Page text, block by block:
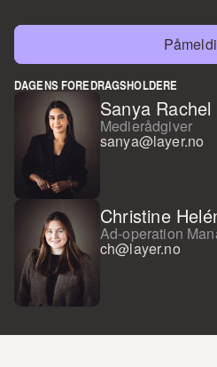
DAGENS FOREDRAGSHOLDERE
Sanya
Medierådgiver
sanya@layer.no
Christine
Ad-operation
ch@layer.no